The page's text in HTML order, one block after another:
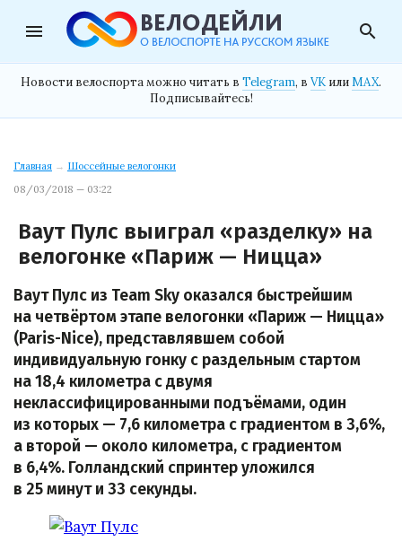
menu search
Новости велоспорта можно читать в Telegram, в VK илиMAX.
Подписывайтесь!
Главная → Шоссейные велогонки
08/03/2018 — 03:22
Ваут Пулс выиграл «разделку» на
велогонке «Париж — Ницца»
Ваут Пулс из Team Sky оказался быстрейшим
на четвёртом этапе велогонки «Париж — Ницца»
(Paris-Nice), представлявшем собой
индивидуальную гонку с раздельным стартом
на 18,4 километра с двумя
неклассифицированными подъёмами, один
из которых — 7,6 километра с градиентом в 3,6%,
а второй — около километра, с градиентом
в 6,4%. Голландский спринтер уложился
в 25 минут и 33 секунды.